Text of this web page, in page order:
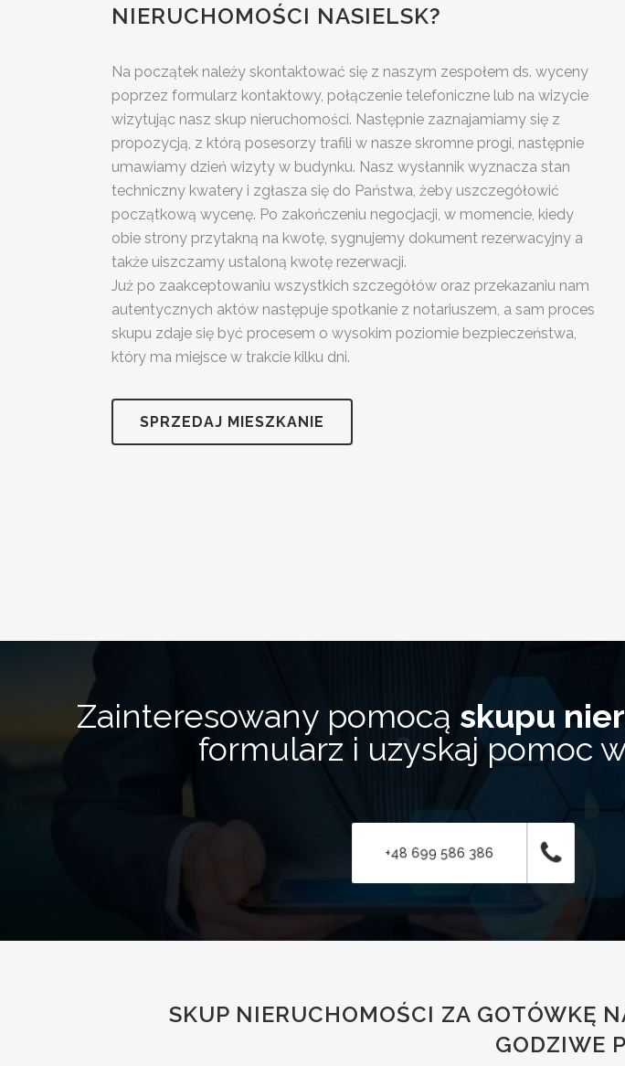
NIERUCHOMOŚCI NASIELSK?
Na początek należy skontaktować się z naszym zespołem ds. wyceny
poprzez formularz kontaktowy, połączenie telefoniczne lub na wizycie
wizytując nasz skup nieruchomości. Następnie zaznajamiamy się z
propozycją, z którą posesorzy trafili w nasze skromne progi, następnie
umawiamy dzień wizyty w budynku. Nasz wysłannik wyznacza stan
techniczny kwatery i zgłasza się do Państwa, żeby uszczegółowić
początkową wycenę. Po zakończeniu negocjacji, w momencie, kiedy
obie strony przytakną na kwotę, sygnujemy dokument rezerwacyjny a
także uiszczamy ustaloną kwotę rezerwacji.
Już po zaakceptowaniu wszystkich szczegółów oraz przekazaniu nam
autentycznych aktów następuje spotkanie z notariuszem, a sam proces
skupu zdaje się być procesem o wysokim poziomie bezpieczeństwa,
który ma miejsce w trakcie kilku dni.
SPRZEDAJ MIESZKANIE
Zainteresowany pomocą skupu
formularz i uzyskaj pomoc
+48 699 586 386
SKUP NIERUCHOMOŚCI ZA GOTÓWKĘ
GODZIWE